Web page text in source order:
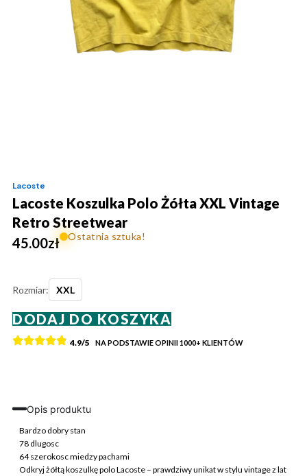
Lacoste
Lacoste Koszulka Polo Żółta XXL Vintage
Retro Streetwear
45.00zł Ostatnia sztuka!
Rozmiar:
XXL
Lacoste
Koszulka
Polo
Retro
Streetwear
DODAJ DO KOSZYKA
4.9/5 NA PODSTAWIE OPINII1000+ KLIENTÓW
Opis produktu
Bardzo dobry stan
78 dlugosc
64 szerokosc miedzy pachami
Odkryj żółtą koszulkę polo Lacoste – prawdziwy unikat w stylu vintage z lat